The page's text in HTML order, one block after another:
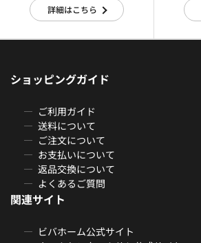
詳細はこちら
ショッピングガイド
ご利用ガイド
送料について
ご注文について
お支払いについて
返品交換について
よくあるご質問
関連サイト
ビバホーム公式サイト